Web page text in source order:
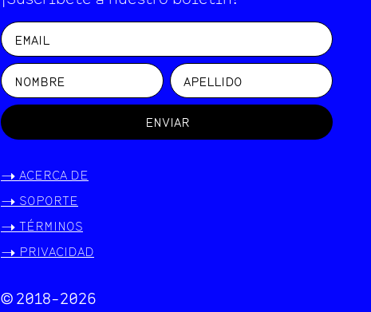
ENVIAR
-> ACERCA DE
-> SOPORTE
-> TÉRMINOS
-> PRIVACIDAD
© 2018-2026